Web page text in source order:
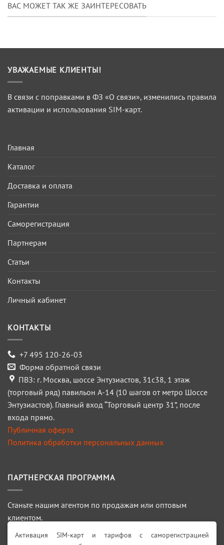
ВАС МОЖЕТ ТАК ЖЕ ЗАИНТЕРЕСОВАТЬ
УВАЖАЕМЫЕ КЛИЕНТЫ!
В связи с поправками в ФЗ «О связи», изменились правила
активации и использования SIM-карт.
Главная
Каталог
Доставка и оплата
Гарантии
Саморегистрация
Партнерам
Статьи
Контакты
Личный кабинет
КОНТАКТЫ
+7 495 120-26-03
Форма обратной связи
ПВЗ: г. Москва, шоссе Энтузиастов, 31с38, 1 этаж
(торговый ряд) павильон А-14 (10 шагов от метро Шоссе
Энтузиастов). Главный вход “Торговый центр 31”, после
входа прямо.
Публичная оферта
Политика обработки персональных данных
ПАРТНЕРСКАЯ ПРОГРАММА
Станьте нашим агентом по продажам или оптовым
клиентом.
ПОДРОБНЕЕ >>>
Активация SIM-карт и тарифов с саморегистрацией